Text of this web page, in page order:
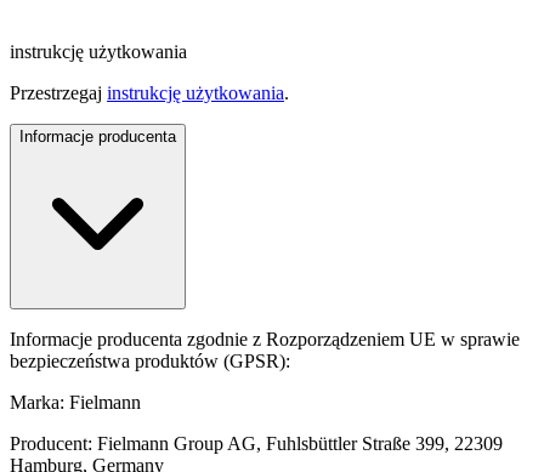
instrukcję użytkowania
Przestrzegaj instrukcję użytkowania.
Informacje producenta
Informacje producenta zgodnie z Rozporządzeniem UE w sprawie
bezpieczeństwa produktów (GPSR):
Marka: Fielmann
Producent: Fielmann Group AG, Fuhlsbüttler Straße 399, 22309
Hamburg, Germany